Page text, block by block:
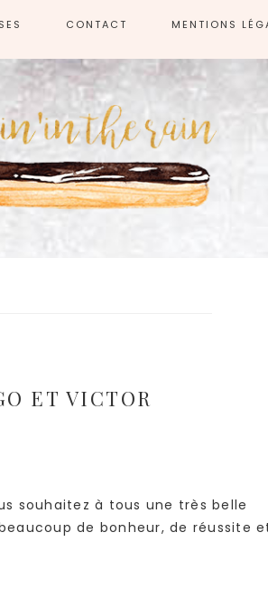
CONTACT MENTIONS
ET VICTOR
souhaitez à tous une très belle
de bonheur, de réussite